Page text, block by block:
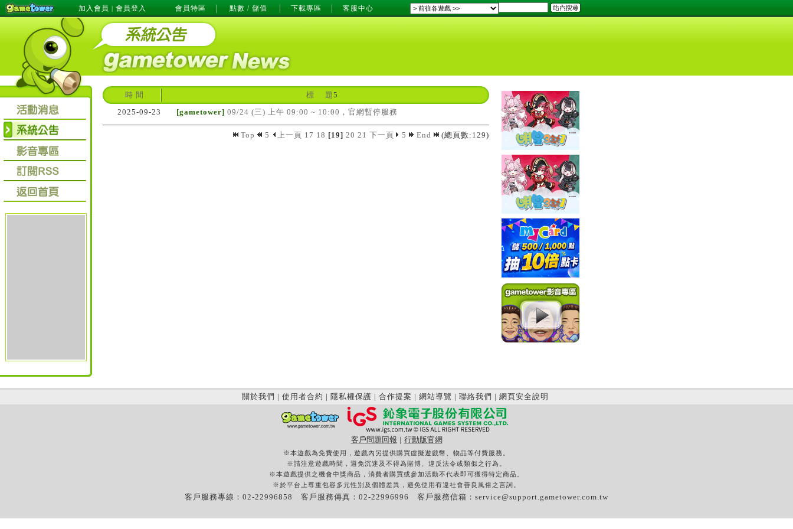
加入會員 | 會員登入 會員特區 點數 / 儲值 下載專區 客服中心
時 間 標 題5
2025-09-23
[gametower] 09/24 (三) 上午 09:00 ~ 10:00，官網暫停服務
Top 5 上一頁 17 18 [19] 20 21 下一頁 5 End (總頁數:129)
關於我們 | 使用者合約 | 隱私權保護 | 合作提案 | 網站導覽 | 聯絡我們 | 網頁安全說明
客戶問題回報 | 行動版官網
※本遊戲為免費使用，遊戲內另提供購買虛擬遊戲幣、物品等付費服務。
※請注意遊戲時間，避免沉迷及不得為賭博、違反法令或類似之行為。
※本遊戲提供之機會中獎商品，消費者購買或參加活動不代表即可獲得特定商品。
※於平台上尊重包容多元性別及個體差異，避免使用有違社會善良風俗之言詞。
客戶服務專線：02-22996858 客戶服務傳真：02-22996996 客戶服務信箱： service@support.gametower.com.tw